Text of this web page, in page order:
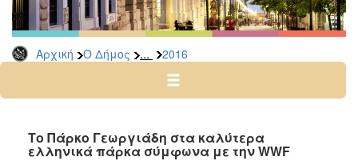
Αρχική Ο Δήμος ... 2016
Αρχείο
2026
2024
2022
Το Πάρκο Γεωργιάδη στα καλύτερα
ελληνικά πάρκα σύμφωνα με την WWF